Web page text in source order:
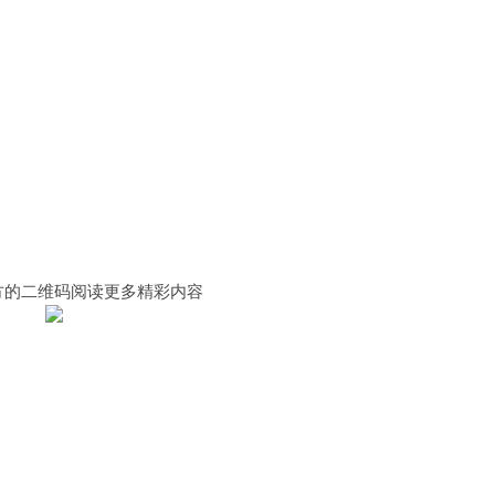
二维码阅读更多精彩内容